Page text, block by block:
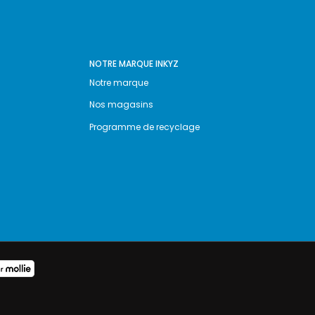
NOTRE MARQUE INKYZ
Notre marque
Nos magasins
Programme de recyclage